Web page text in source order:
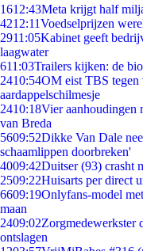
1612:43Meta krijgt half
4212:11Voedselprijzen
2911:05Kabinet geeft
laagwater
611:03Trailers kijken: de
2410:54OM eist TBS tegen
aardappelschilmesje
2410:18Vier aanhoudingen
van Breda
5609:52Dikke Van Dale
schaamlippen doorbreken'
4009:42Duitser (93) crasht
2509:22Huisarts per direct
6609:19Onlyfans-model
maan
2409:02Zorgmedewerkster
ontslagen